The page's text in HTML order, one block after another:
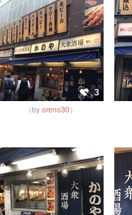
3
（by oreno30）